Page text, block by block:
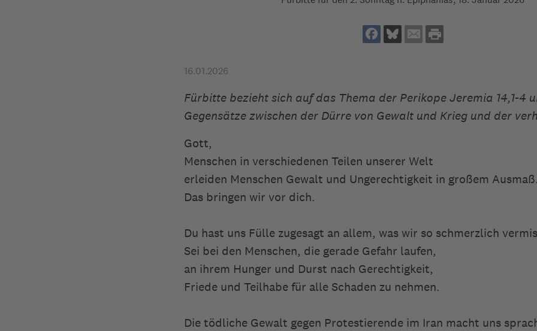
16.01.2026
Fürbitte bezieht sich auf das Thema der Perikope Jeremia 14,1-4
Gegensätze zwischen der Dürre von Gewalt und Krieg und der
Gott,
Menschen in verschiedenen Teilen unserer Welt
erleiden Menschen Gewalt und Ungerechtigkeit in großem
Das bringen wir vor dich.
Du hast uns Fülle zugesagt an allem, was wir so schmerzlich
Sei bei den Menschen, die gerade Gefahr laufen,
an ihrem Hunger und Durst nach Gerechtigkeit,
Friede und Teilhabe für alle Schaden zu nehmen.
Die tödliche Gewalt gegen Protestierende im Iran macht uns